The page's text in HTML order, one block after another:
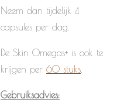
Neem dan tijdelijk 4
capsules per dag.
De Skin Omegas+ is ook te
krijgen per 60 stuks
Gebruiksadvies: